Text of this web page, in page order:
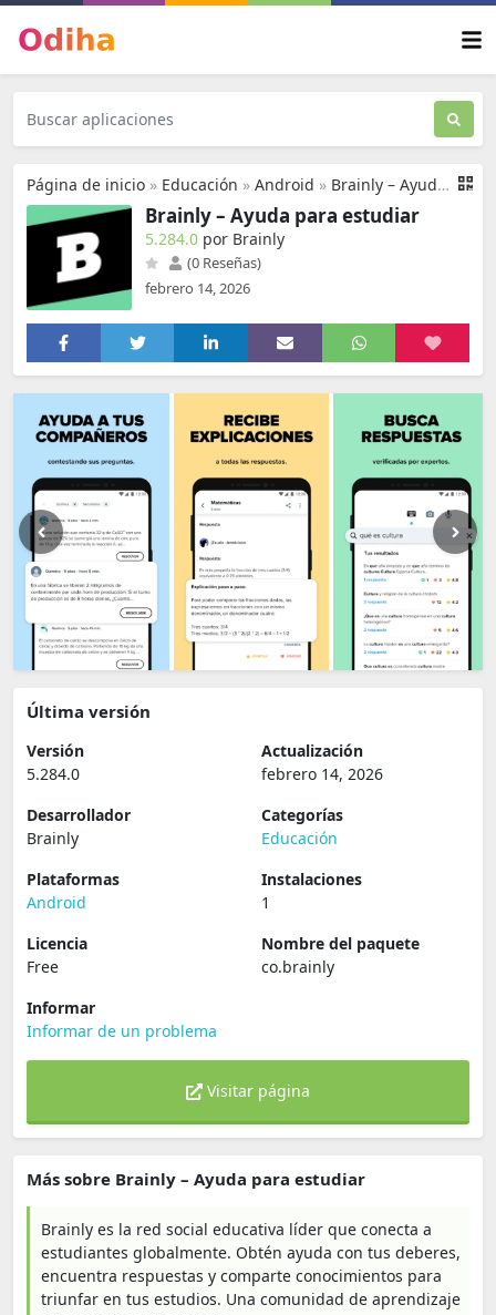
Página de inicio » Educación » Android » Brainly – Ayuda para estudiar
Brainly – Ayuda para estudiar
5.284.0 por Brainly
(0 Reseñas)
febrero 14, 2026
Última versión
Versión
5.284.0
Actualización
febrero 14, 2026
Desarrollador
Brainly
Categorías
Educación
Plataformas
Android
Instalaciones
1
Licencia
Free
Nombre del paquete
co.brainly
Informar
Informar de un problema
Visitar página
Más sobre Brainly – Ayuda para estudiar
Brainly es la red social educativa líder que conecta a
estudiantes globalmente. Obtén ayuda con tus deberes,
encuentra respuestas y comparte conocimientos para
triunfar en tus estudios. Una comunidad de aprendizaje